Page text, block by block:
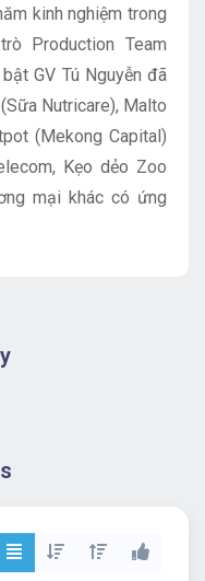
kinh nghiệm trong
Production Team
GV Tú Nguyễn đã
Nutricare), Malto
(Mekong Capital)
Kẹo dẻo Zoo
mại khác có ứng